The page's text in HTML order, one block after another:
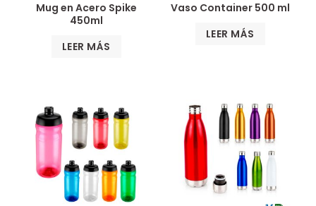
Mug en Acero Spike
450ml
LEER MÁS
Vaso Container 500 ml
LEER MÁS